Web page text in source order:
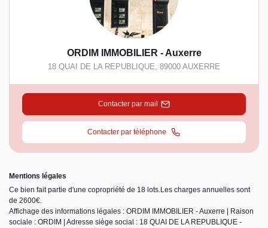
ORDIM IMMOBILIER - Auxerre
18 QUAI DE LA REPUBLIQUE 89000 AUXERRE
Contacter par mail
Contacter par téléphone
Mentions légales
Ce bien fait partie d'une copropriété de 18 lots.Les charges annuelles sont
de 2600€.
Affichage des informations légales : ORDIM IMMOBILIER - Auxerre | Raison
sociale : ORDIM | Adresse siège social : 18 QUAI DE LA REPUBLIQUE -